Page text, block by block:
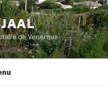
de Venerque